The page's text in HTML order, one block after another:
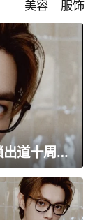
美容 服饰
从复古休闲到先锋正装，许凯解锁出道十周年大片